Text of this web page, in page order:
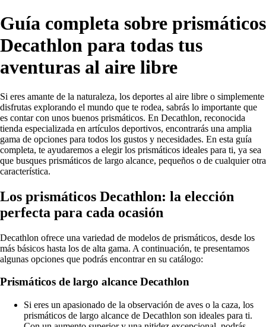
Guía completa sobre prismáticos
Decathlon para todas tus
aventuras al aire libre
Si eres amante de la naturaleza, los deportes al aire libre o simplemente
disfrutas explorando el mundo que te rodea, sabrás lo importante que
es contar con unos buenos prismáticos. En Decathlon, reconocida
tienda especializada en artículos deportivos, encontrarás una amplia
gama de opciones para todos los gustos y necesidades. En esta guía
completa, te ayudaremos a elegir los prismáticos ideales para ti, ya sea
que busques prismáticos de largo alcance, pequeños o de cualquier otra
característica.
Los prismáticos Decathlon: la elección
perfecta para cada ocasión
Decathlon ofrece una variedad de modelos de prismáticos, desde los
más básicos hasta los de alta gama. A continuación, te presentamos
algunas opciones que podrás encontrar en su catálogo:
Prismáticos de largo alcance Decathlon
Si eres un apasionado de la observación de aves o la caza, los
prismáticos de largo alcance de Decathlon son ideales para ti.